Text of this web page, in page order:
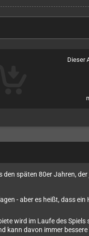
Dieser
späten 80er Jahren,
- aber es heißt, dass
wird im Laufe des
kann davon immer